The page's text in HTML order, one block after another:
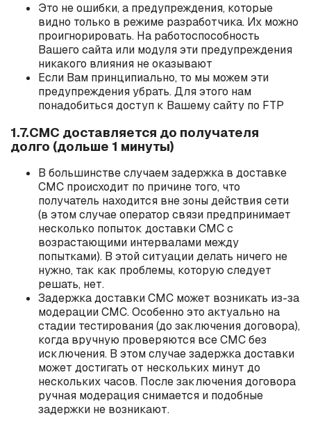
Это не ошибки, а предупреждения, которые
видно только в режиме разработчика. Их можно
проигнорировать. На работоспособность
Вашего сайта или модуля эти предупреждения
никакого влияния не оказывают
Если Вам принципиально, то мы можем эти
предупреждения убрать. Для этого нам
понадобиться доступ к Вашему сайту по FTP
1.7.СМС доставляется до получателя
долго (дольше 1 минуты)
В большинстве случаем задержка в доставке
СМС происходит по причине того, что
получатель находится вне зоны действия сети
(в этом случае оператор связи предпринимает
несколько попыток доставки СМС с
возрастающими интервалами между
попытками). В этой ситуации делать ничего не
нужно, так как проблемы, которую следует
решать, нет.
Задержка доставки СМС может возникать из-за
модерации СМС. Особенно это актуально на
стадии тестирования (до заключения договора),
когда вручную проверяются все СМС без
исключения. В этом случае задержка доставки
может достигать от нескольких минут до
нескольких часов. После заключения договора
ручная модерация снимается и подобные
задержки не возникают.